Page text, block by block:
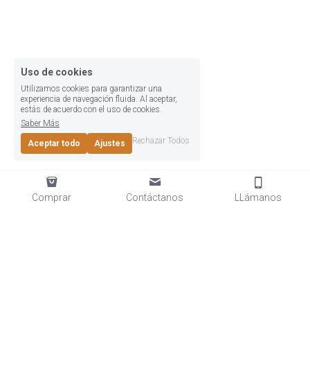
Comprar Contáctanos LLámanos
Uso de cookies
Utilizamos cookies para garantizar una
experiencia de navegación fluida. Al aceptar,
estás de acuerdo con el uso de cookies.
Saber Más
Aceptar todo Ajustes Rechazar Todos